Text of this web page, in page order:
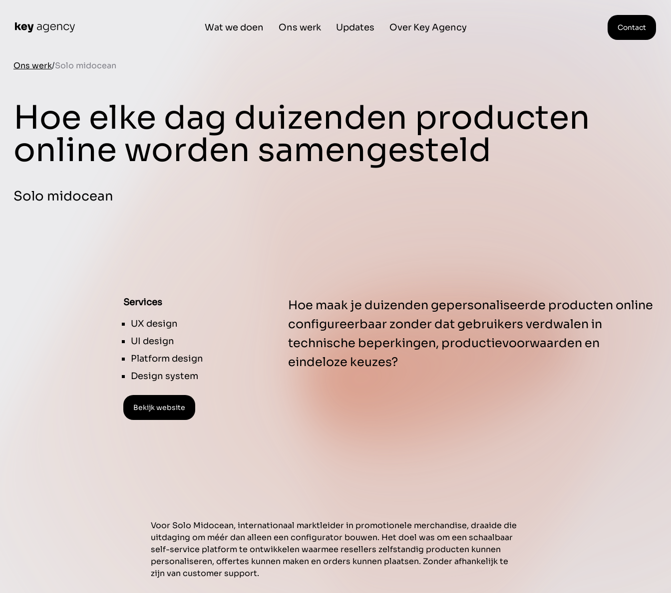
Wat we doen Ons werk Updates Over Key Agency Contact
Ons werk Solo midocean
Hoe elke dag duizenden producten
online worden samengesteld
Solo midocean
Services
UX design
UI design
Platform design
Design system
Bekijk website
Hoe maak je duizenden gepersonaliseerde producten online
configureerbaar zonder dat gebruikers verdwalen in
technische beperkingen, productievoorwaarden en
eindeloze keuzes?
Voor Solo Midocean, internationaal marktleider in promotionele merchandise, draaide die
uitdaging om méér dan alleen een configurator bouwen. Het doel was om een schaalbaar
self-service platform te ontwikkelen waarmee resellers zelfstandig producten kunnen
personaliseren, offertes kunnen maken en orders kunnen plaatsen. Zonder afhankelijk te
zijn van customer support.